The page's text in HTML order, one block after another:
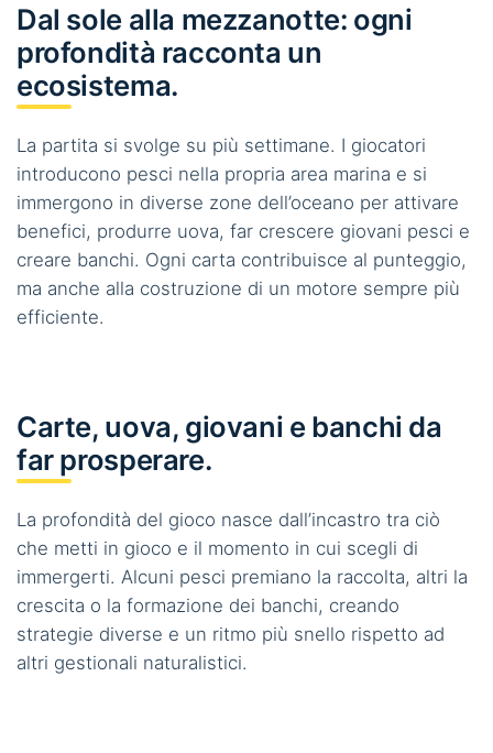
Dal sole alla mezzanotte: ogni
profondità racconta un
ecosistema.
La partita si svolge su più settimane. I giocatori
introducono pesci nella propria area marina e si
immergono in diverse zone dell’oceano per attivare
benefici, produrre uova, far crescere giovani pesci e
creare banchi. Ogni carta contribuisce al punteggio,
ma anche alla costruzione di un motore sempre più
efficiente.
Carte, uova, giovani e banchi da
far prosperare.
La profondità del gioco nasce dall’incastro tra ciò
che metti in gioco e il momento in cui scegli di
immergerti. Alcuni pesci premiano la raccolta, altri la
crescita o la formazione dei banchi, creando
strategie diverse e un ritmo più snello rispetto ad
altri gestionali naturalistici.